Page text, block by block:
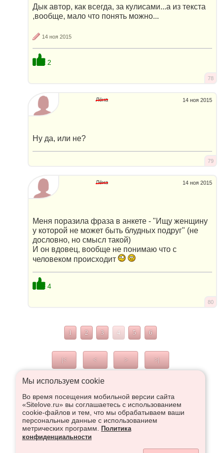
Дык автор, как всегда, за кулисами...а из текста
,вообще, мало что понять можно...
14 ноя 2015
2
78
14 ноя 2015
Лёна
Ну да, или не?
79
14 ноя 2015
Лёна
Меня поразила фраза в анкете - "Ищу женщину
у которой не может быть блудных подруг" (не
дословно, но смысл такой)
И он вдовец, вообще не понимаю что с
человеком происходит
4
80
1 2 3 4 5 6
|< < > >|
Что высказаться в Рупор, необходимо войти или
зарегистрироваться:
Регистрация
Мы используем сookie
Во время посещения мобильной версии сайта
«Sitelove.ru» вы соглашаетесь с использованием
cookie-файлов и тем, что мы обрабатываем ваши
персональные данные с использованием
метрических программ.
Политика
конфиденциальности